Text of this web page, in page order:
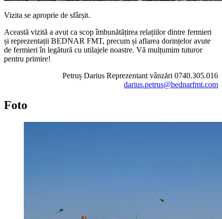
Vizita se aproprie de sfârșit.
Această vizită a avut ca scop îmbunătățirea relațiilor dintre fermieri
și reprezentații BEDNAR FMT, precum și aflarea dorințelor avute
de fermieri în legătură cu utilajele noastre. Vă mulțumim tuturor
pentru primire!
Petruș Darius Reprezentant vânzări 0740.305.016
darius.petrus@bednarfmt.com
Foto